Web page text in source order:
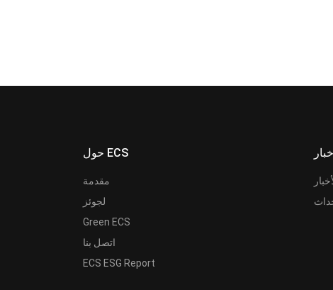
حول ECS
مقدمة
لجوئز
Green ECS
اتصل بنا
ECS ESG Report